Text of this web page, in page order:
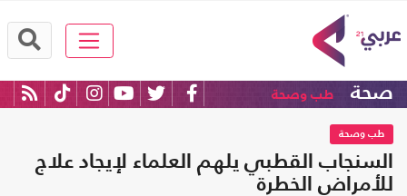
صحة طب وصحة
طب وصحة
السنجاب القطبي يلهم العلماء لإيجاد علاج
للأمراض الخطرة